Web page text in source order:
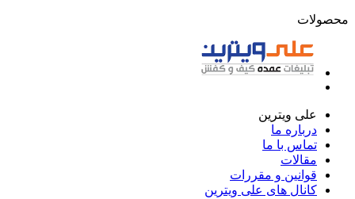
محصولات
علی ویترین
درباره ما
تماس با ما
مقالات
قوانین و مقررات
کانال های علی ویترین